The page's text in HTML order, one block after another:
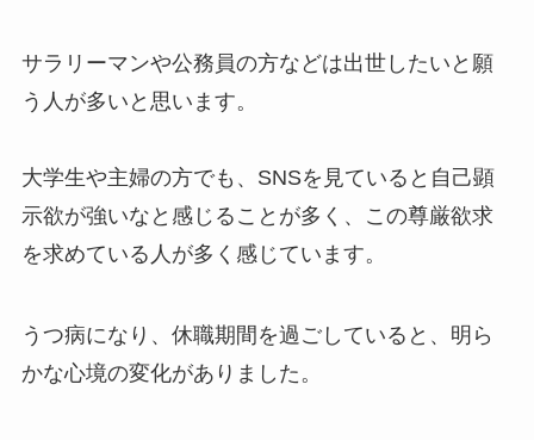
サラリーマンや公務員の方などは出世したいと願
う人が多いと思います。
大学生や主婦の方でも、SNSを見ていると自己顕
示欲が強いなと感じることが多く、この尊厳欲求
を求めている人が多く感じています。
うつ病になり、休職期間を過ごしていると、明ら
かな心境の変化がありました。